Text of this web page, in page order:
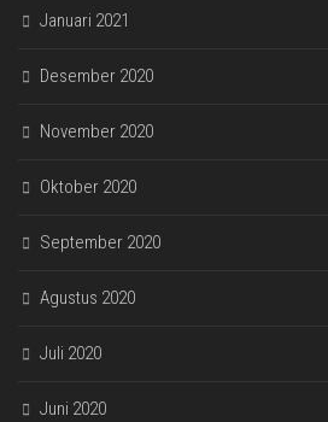
Januari 2021
Desember 2020
November 2020
Oktober 2020
September 2020
Agustus 2020
Juli 2020
Juni 2020